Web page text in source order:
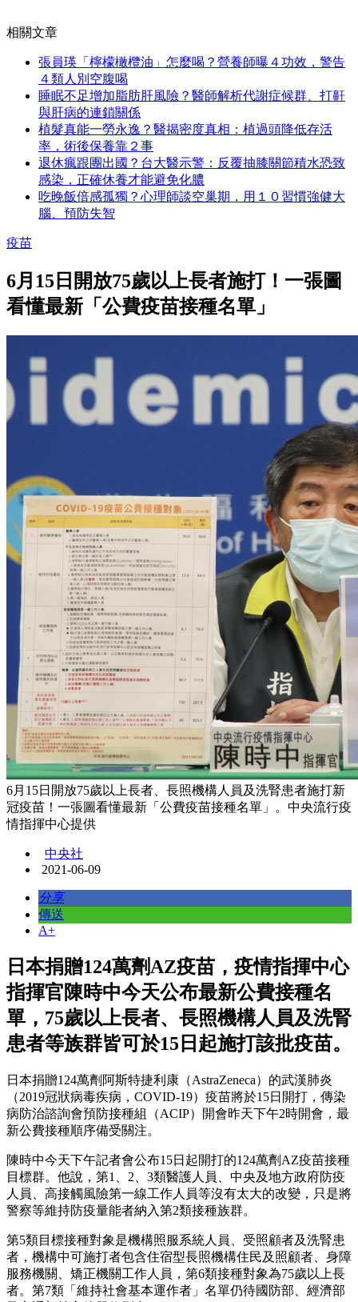
相關文章
張員瑛「檸檬橄欖油」怎麼喝？營養師曝４功效，警告
４類人別空腹喝
睡眠不足增加脂肪肝風險？醫師解析代謝症候群、打鼾
與肝病的連鎖關係
植髮真能一勞永逸？醫揭密度真相：植過頭降低存活
率，術後保養靠２事
退休瘋跟團出國？台大醫示警：反覆抽膝關節積水恐致
感染，正確休養才能避免化膿
吃晚飯倍感孤獨？心理師談空巢期，用１０習慣強健大
腦、預防失智
疫苗
6月15日開放75歲以上長者施打！一張圖
看懂最新「公費疫苗接種名單」
6月15日開放75歲以上長者、長照機構人員及洗腎患者施打新
冠疫苗！一張圖看懂最新「公費疫苗接種名單」。中央流行疫
情指揮中心提供
中央社
2021-06-09
分享
傳送
A+
日本捐贈124萬劑AZ疫苗，疫情指揮中心
指揮官陳時中今天公布最新公費接種名
單，75歲以上長者、長照機構人員及洗腎
患者等族群皆可於15日起施打該批疫苗。
日本捐贈124萬劑阿斯特捷利康（AstraZeneca）的武漢肺炎
（2019冠狀病毒疾病，COVID-19）疫苗將於15日開打，傳染
病防治諮詢會預防接種組（ACIP）開會昨天下午2時開會，最
新公費接種順序備受關注。
陳時中今天下午記者會公布15日起開打的124萬劑AZ疫苗接種
目標群。他說，第1、2、3類醫護人員、中央及地方政府防疫
人員、高接觸風險第一線工作人員等沒有太大的改變，只是將
警察等維持防疫量能者納入第2類接種族群。
第5類目標接種對象是機構照服系統人員、受照顧者及洗腎患
者，機構中可施打者包含住宿型長照機構住民及照顧者、身障
服務機關、矯正機關工作人員，第6類接種對象為75歲以上長
者。第7類「維持社會基本運作者」名單仍待國防部、經濟部